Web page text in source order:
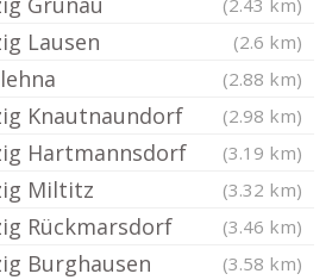
(2.43 km)
Lausen (2.6 km)
(2.88 km)
Knautnaundorf (2.98 km)
Hartmannsdorf (3.19 km)
Miltitz (3.32 km)
Rückmarsdorf (3.46 km)
Burghausen (3.58 km)